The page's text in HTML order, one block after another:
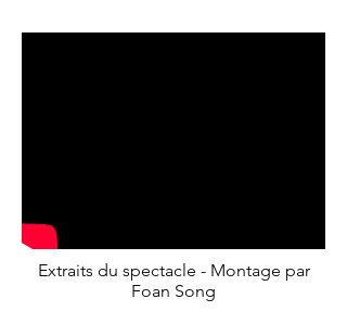
Extraits du spectacle - Montage par
Foan Song